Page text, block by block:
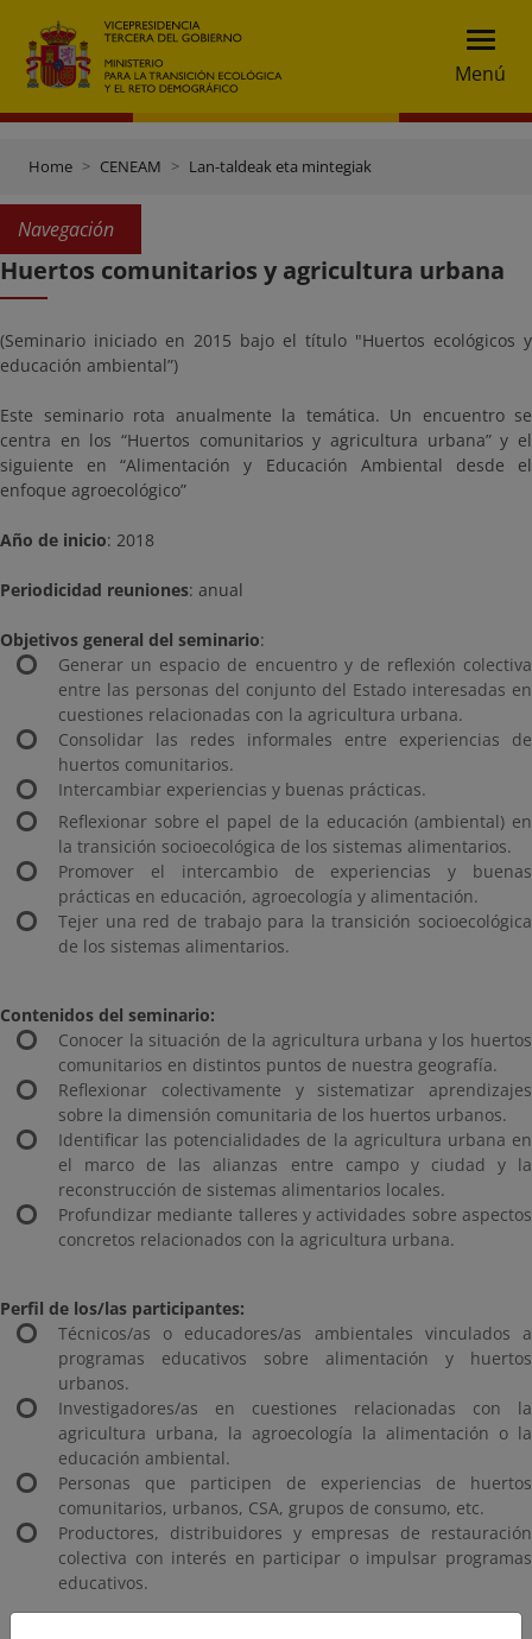
Menú
Home CENEAM Lan-taldeak eta mintegiak
Navegación
Huertos comunitarios y agricultura urbana
(Seminario iniciado en 2015 bajo el título "Huertos ecológicos y
educación ambiental”)
Este seminario rota anualmente la temática. Un encuentro se
centra en los “Huertos comunitarios y agricultura urbana” y el
siguiente en “Alimentación y Educación Ambiental desde el
enfoque agroecológico”
Año de inicio: 2018
Periodicidad reuniones: anual
Objetivos general del seminario:
Generar un espacio de encuentro y de reflexión colectiva
entre las personas del conjunto del Estado interesadas en
cuestiones relacionadas con la agricultura urbana.
Consolidar las redes informales entre experiencias de
huertos comunitarios.
Intercambiar experiencias y buenas prácticas.
Reflexionar sobre el papel de la educación (ambiental) en
la transición socioecológica de los sistemas alimentarios.
Promover el intercambio de experiencias y buenas
prácticas en educación, agroecología y alimentación.
Tejer una red de trabajo para la transición socioecológica
de los sistemas alimentarios.
Contenidos del seminario:
Conocer la situación de la agricultura urbana y los huertos
comunitarios en distintos puntos de nuestra geografía.
Reflexionar colectivamente y sistematizar aprendizajes
sobre la dimensión comunitaria de los huertos urbanos.
Identificar las potencialidades de la agricultura urbana en
el marco de las alianzas entre campo y ciudad y la
reconstrucción de sistemas alimentarios locales.
Profundizar mediante talleres y actividades sobre aspectos
concretos relacionados con la agricultura urbana.
Perfil de los/las participantes:
Técnicos/as o educadores/as ambientales vinculados a
programas educativos sobre alimentación y huertos
urbanos.
Investigadores/as en cuestiones relacionadas con la
agricultura urbana, la agroecología la alimentación o la
educación ambiental.
Personas que participen de experiencias de huertos
comunitarios, urbanos, CSA, grupos de consumo, etc.
Productores, distribuidores y empresas de restauración
colectiva con interés en participar o impulsar programas
educativos.